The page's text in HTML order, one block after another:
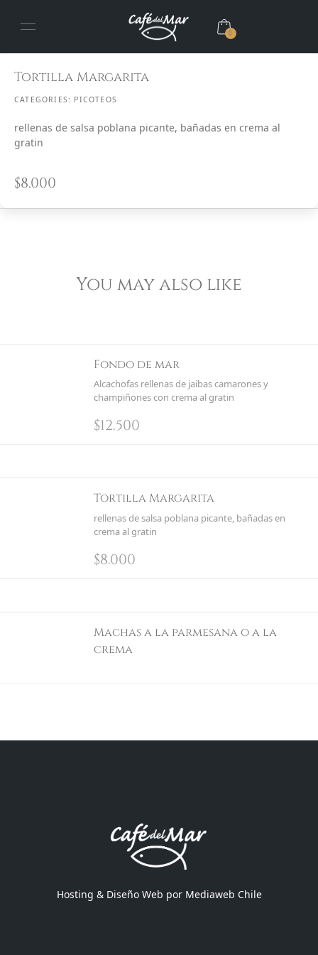
0
Tortilla Margarita
CATEGORIES: PICOTEOS
rellenas de salsa poblana picante, bañadas en crema al
gratin
$8.000
You may also like
Fondo de mar
Alcachofas rellenas de jaibas camarones y
champiñones con crema al gratin
$12.500
Tortilla Margarita
rellenas de salsa poblana picante, bañadas en
crema al gratin
$8.000
Machas a la parmesana o a la
crema
Hosting & Diseño Web por Mediaweb Chile